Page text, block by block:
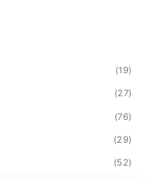
(19)
(27)
(76)
(29)
(52)